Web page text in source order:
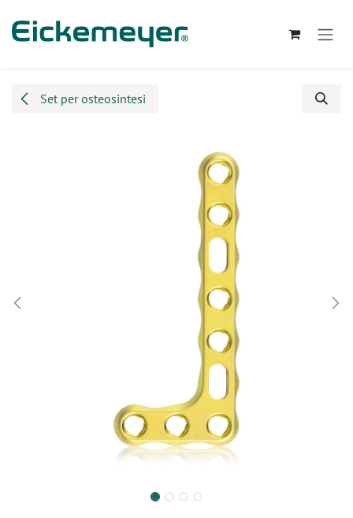
Set per osteosintesi